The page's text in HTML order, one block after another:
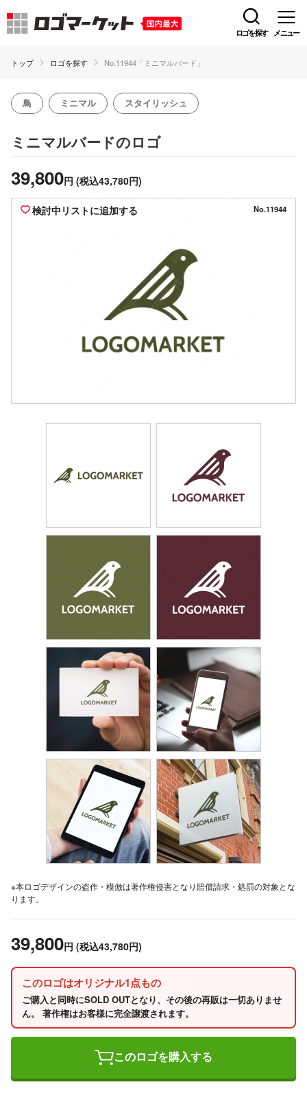
ロゴを探す メニュー
トップ ロゴを探す No.11944「ミニマルバード」
鳥 ミニマル スタイリッシュ
ミニマルバードのロゴ
39,800円 (税込43,780円)
検討中リストに追加する No.11944
※本ロゴデザインの盗作・模倣は著作権侵害となり賠償請求・処罰の対象とな
ります。
39,800円 (税込43,780円)
このロゴはオリジナル1点もの
ご購入と同時にSOLD OUTとなり、その後の再販は一切ありませ
ん。 著作権はお客様に完全譲渡されます。
このロゴを購入する